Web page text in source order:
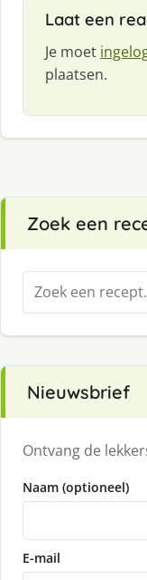
Laat een
Je moet
plaatsen.
Zoek een
Zoeken
naar:
Nieuwsbrief
Ontvang de
Naam (optioneel)
E-mail